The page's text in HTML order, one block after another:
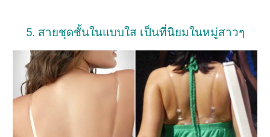
5. สายชุดชั้นในแบบใส เป็นที่นิยมในหมู่สาวๆ